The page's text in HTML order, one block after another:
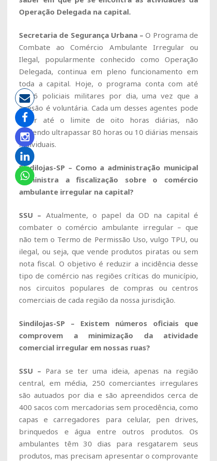
Operação Delegada na capital.
Secretaria de Segurança Urbana – O Programa de
Combate ao Comércio Ambulante Irregular ou
Ilegal, popularmente conhecido como Operação
Delegada, continua em pleno funcionamento em
toda a capital. Hoje, o programa conta com até
1.386 policiais militares por dia, uma vez que a
adesão é voluntária. Cada um desses agentes pode
fazer até o limite de oito horas diárias, não
podendo ultrapassar 80 horas ou 10 diárias mensais
individuais.
Sindilojas-SP – Como a administração municipal
administra a fiscalização sobre o comércio
ambulante irregular na capital?
SSU – Atualmente, o papel da OD na capital é
combater o comércio ambulante irregular – que
não tem o Termo de Permissão Uso, vulgo TPU, ou
ilegal, ou seja, que vende produtos piratas ou sem
nota fiscal. O objetivo é reduzir a incidência desse
tipo de comércio nas regiões críticas do município,
nos circuitos populares de compras ou centros
comerciais de cada região da nossa jurisdição.
Sindilojas-SP – Existem números oficiais que
comprovem a minimização da atividade
comercial irregular em nossas ruas?
SSU – Para se ter uma ideia, apenas na região
central, em média, 250 comerciantes irregulares
são autuados por dia e são apreendidos cerca de
400 sacos com mercadorias sem procedência, como
capas e carregadores para celular, pen drives,
brinquedos e água entre outros produtos. Os
ambulantes têm 30 dias para resgatarem seus
produtos, mas precisam apresentar o comprovante